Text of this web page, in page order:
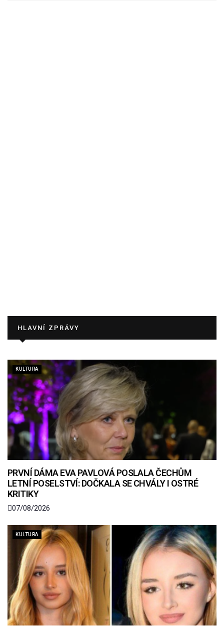
HLAVNÍ ZPRÁVY
KULTURA
PRVNÍ DÁMA EVA PAVLOVÁ POSLALA ČECHŮM
LETNÍ POSELSTVÍ: DOČKALA SE CHVÁLY I OSTRÉ
KRITIKY
07/08/2026
KULTURA